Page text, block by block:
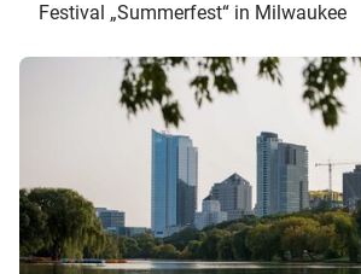
Festival „Summerfest“ in Milwaukee